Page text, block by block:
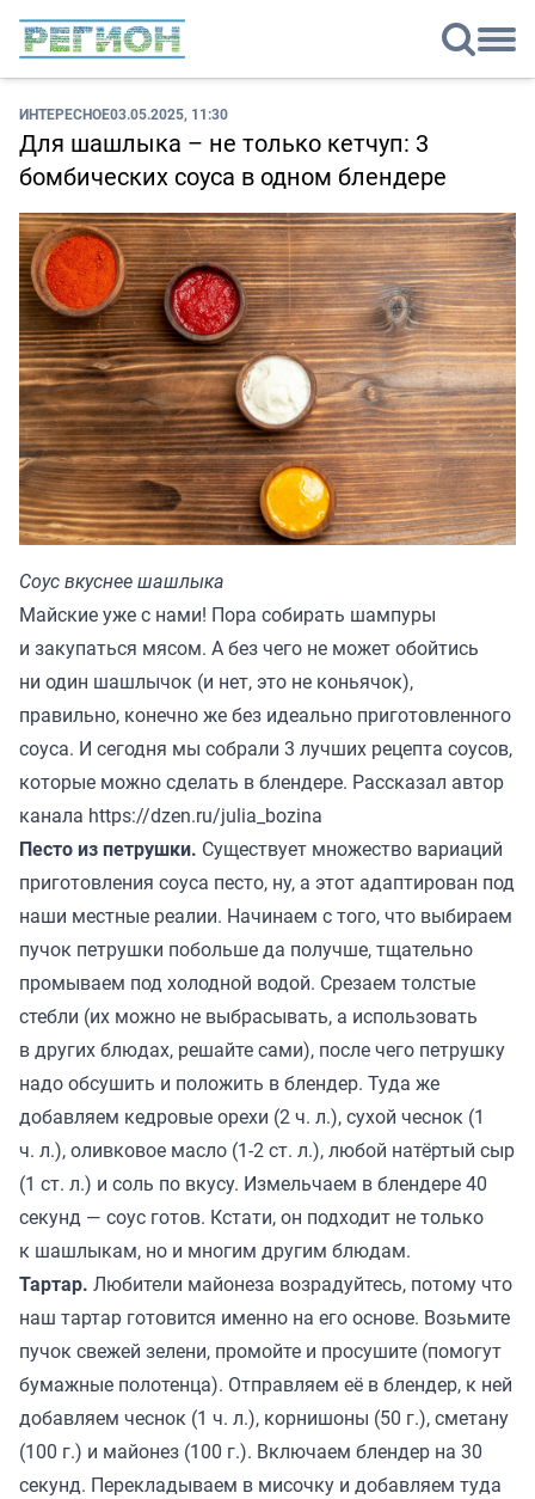
ИНТЕРЕСНОЕ03.05.2025, 11:30
Для шашлыка – не только кетчуп: 3
бомбических соуса в одном блендере
Соус вкуснее шашлыка
Майские уже с нами! Пора собирать шампуры
и закупаться мясом. А без чего не может обойтись
ни один шашлычок (и нет, это не коньячок),
правильно, конечно же без идеально приготовленного
соуса. И сегодня мы собрали 3 лучших рецепта соусов,
которые можно сделать в блендере. Рассказал автор
канала https://dzen.ru/julia_bozina
Песто из петрушки. Существует множество вариаций
приготовления соуса песто, ну, а этот адаптирован под
наши местные реалии. Начинаем с того, что выбираем
пучок петрушки побольше да получше, тщательно
промываем под холодной водой. Срезаем толстые
стебли (их можно не выбрасывать, а использовать
в других блюдах, решайте сами), после чего петрушку
надо обсушить и положить в блендер. Туда же
добавляем кедровые орехи (2 ч. л.), сухой чеснок (1
ч. л.), оливковое масло (1-2 ст. л.), любой натёртый сыр
(1 ст. л.) и соль по вкусу. Измельчаем в блендере 40
секунд — соус готов. Кстати, он подходит не только
к шашлыкам, но и многим другим блюдам.
Тартар. Любители майонеза возрадуйтесь, потому что
наш тартар готовится именно на его основе. Возьмите
пучок свежей зелени, промойте и просушите (помогут
бумажные полотенца). Отправляем её в блендер, к ней
добавляем чеснок (1 ч. л.), корнишоны (50 г.), сметану
(100 г.) и майонез (100 г.). Включаем блендер на 30
секунд. Перекладываем в мисочку и добавляем туда